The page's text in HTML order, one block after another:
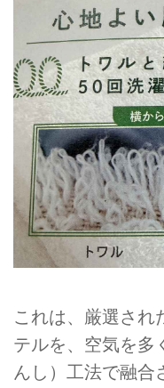
これは、厳選され
テルを、空気を多
んし）工法で融合